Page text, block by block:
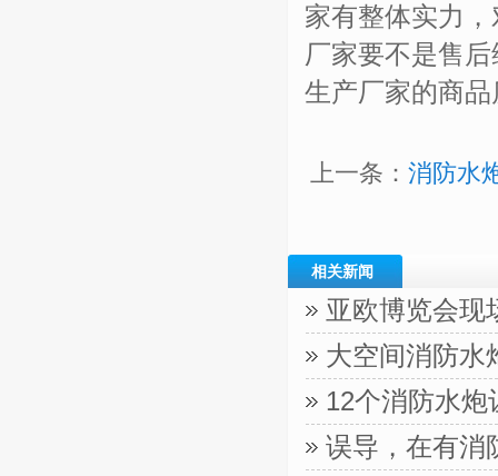
家有整体实力
厂家要不是售
生产厂家的商
上一条： 消防水
相关新闻
亚欧博览会现
大空间消防水
12个消防水
误导，在有消